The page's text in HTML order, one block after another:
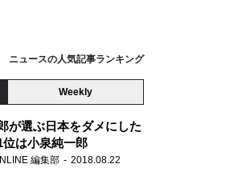
ニュースの人気記事ランキング
Weekly
が選ぶ日本をダメにした
位は小泉純一郎
編集部 2018.08.22